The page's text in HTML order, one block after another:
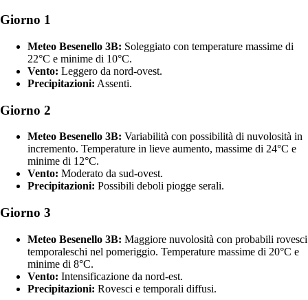
Giorno 1
Meteo Besenello 3B: Soleggiato con temperature massime di
22°C e minime di 10°C.
Vento: Leggero da nord-ovest.
Precipitazioni: Assenti.
Giorno 2
Meteo Besenello 3B: Variabilità con possibilità di nuvolosità in
incremento. Temperature in lieve aumento, massime di 24°C e
minime di 12°C.
Vento: Moderato da sud-ovest.
Precipitazioni: Possibili deboli piogge serali.
Giorno 3
Meteo Besenello 3B: Maggiore nuvolosità con probabili rovesci
temporaleschi nel pomeriggio. Temperature massime di 20°C e
minime di 8°C.
Vento: Intensificazione da nord-est.
Precipitazioni: Rovesci e temporali diffusi.